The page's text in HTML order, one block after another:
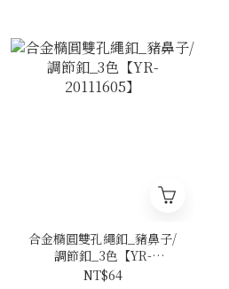
合金橢圓雙孔繩釦_豬鼻子/
調節釦_3色【YR-
20111605】
NT$64